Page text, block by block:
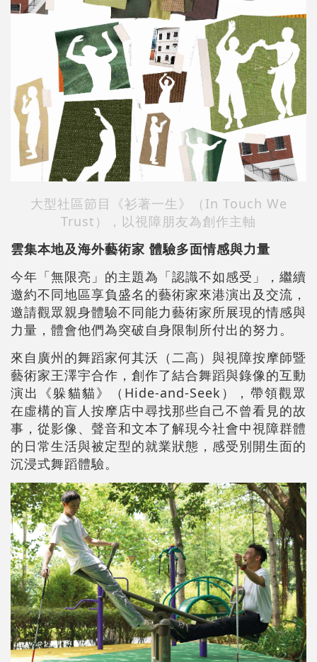
大型社區節目《衫著一生》（In Touch We
Trust），以視障朋友為創作主軸
雲集本地及海外藝術家 體驗多面情感與力量
今年「無限亮」的主題為「認識不如感受」，繼續
邀約不同地區享負盛名的藝術家來港演出及交流，
邀請觀眾親身體驗不同能力藝術家所展現的情感與
力量，體會他們為突破自身限制所付出的努力。
來自廣州的舞蹈家何其沃（二高）與視障按摩師暨
藝術家王澤宇合作，創作了結合舞蹈與錄像的互動
演出《躲貓貓》（Hide-and-Seek），帶領觀眾
在虛構的盲人按摩店中尋找那些自己不曾看見的故
事，從影像、聲音和文本了解現今社會中視障群體
的日常生活與被定型的就業狀態，感受別開生面的
沉浸式舞蹈體驗。